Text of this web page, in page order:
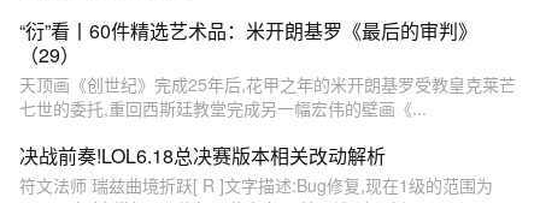
“衍”看丨60件精选艺术品：米开朗基罗《最后的审判》
（29）
天顶画《创世纪》完成25年后,花甲之年的米开朗基罗受教皇克莱芒
七世的委托,重回西斯廷教堂完成另一幅宏伟的壁画《...
决战前奏!LOL6.18总决赛版本相关改动解析
符文法师 瑞兹曲境折跃[ R ]文字描述:Bug修复,现在1级的范围为